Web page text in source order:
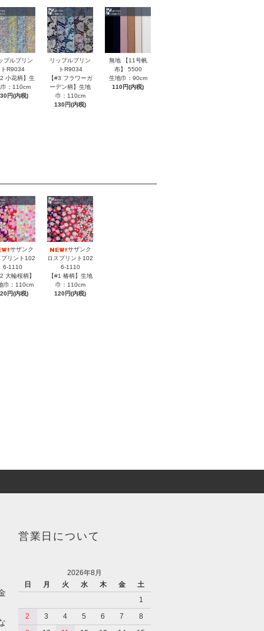
プルプリン
トR9034
小花柄】生
：110cm
円(内税)
リップルプリン
トR9034
【#3 フラワーガ
ーデン柄】生地
巾：110cm
130円(内税)
無地 【11号帆
布】 5500
生地巾：90cm
110円(内税)
サザンク
プリント102
6-1110
大輪桜柄】
巾：110cm
円(内税)
サザンク
ロスプリント102
6-1110
【#1 椿柄】生地
巾：110cm
120円(内税)
営業日について
2026年8月
日
月 火 水 木 金
土
1
2
3 4 5 6 7
8